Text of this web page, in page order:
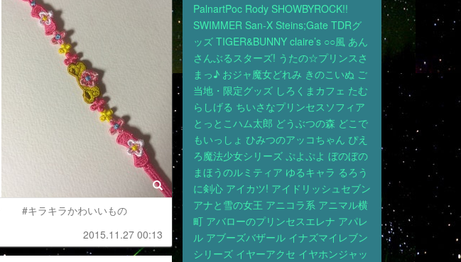
#キラキラかわいいもの
2015.11.27 00:13
PalnartPoc Rody SHOWBYROCK!!
SWIMMER San-X Steins;Gate TDRグ
ッズ TIGER&BUNNY claire’s ○○風 あん
さんぶるスターズ! うたの☆プリンスさ
まっ♪ おジャ魔女どれみ きのこいぬ ご
当地・限定グッズ しろくまカフェ たむ
らしげる ちいさなプリンセスソフィア
とっとこハム太郎 どうぶつの森 どこで
もいっしょ ひみつのアッコちゃん ぴえ
ろ魔法少女シリーズ ぷよぷよ ぼのぼの
まほうのルミティア ゆるキャラ るろう
に剣心 アイカツ! アイドリッシュセブン
アナと雪の女王 アニコラ系 アニマル横
町 アバローのプリンセスエレナ アパレ
ル アブーズバザール イナズマイレブン
シリーズ イヤーアクセ イヤホンジャッ